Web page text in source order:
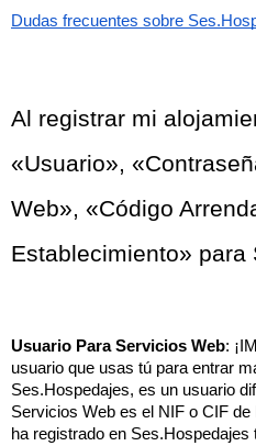
Dudas frecuentes sobre
Al registrar mi
«Usuario»,
Web», «Código
Establecimiento» para
Usuario Para Servicios Web:
usuario que usas tú para entrar
Ses.Hospedajes, es un usuario
Servicios Web es el NIF o CIF
ha registrado en